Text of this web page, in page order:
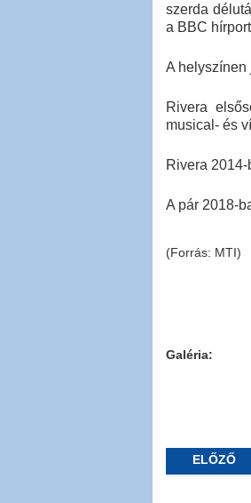
szerda
a BBC
A helyszínen
Rivera
musical- és
Rivera
A pár 2018-
(Forrás: MTI)
Galéria:
ELŐZŐ